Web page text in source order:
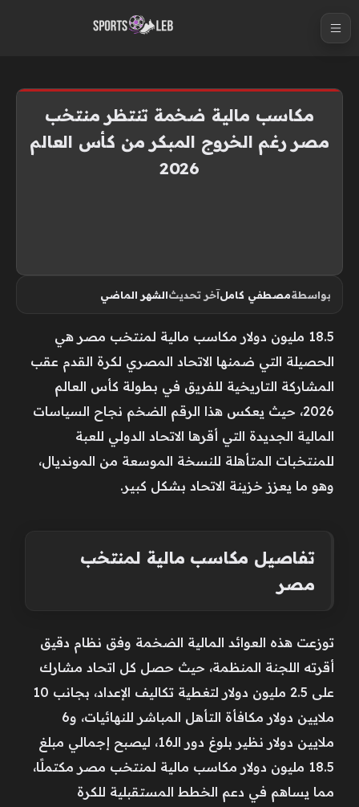
مكاسب مالية ضخمة تنتظر منتخب
مصر رغم الخروج المبكر من كأس العالم
2026
بواسطةمصطفي كاملآخر تحديثالشهر الماضي
18.5 مليون دولار مكاسب مالية لمنتخب مصر هي
الحصيلة التي ضمنها الاتحاد المصري لكرة القدم عقب
المشاركة التاريخية للفريق في بطولة كأس العالم
2026، حيث يعكس هذا الرقم الضخم نجاح السياسات
المالية الجديدة التي أقرها الاتحاد الدولي للعبة
للمنتخبات المتأهلة للنسخة الموسعة من المونديال،
وهو ما يعزز خزينة الاتحاد بشكل كبير.
تفاصيل مكاسب مالية لمنتخب
مصر
توزعت هذه العوائد المالية الضخمة وفق نظام دقيق
أقرته اللجنة المنظمة، حيث حصل كل اتحاد مشارك
على 2.5 مليون دولار لتغطية تكاليف الإعداد، بجانب 10
ملايين دولار مكافأة التأهل المباشر للنهائيات، و6
ملايين دولار نظير بلوغ دور الـ16، ليصبح إجمالي مبلغ
18.5 مليون دولار مكاسب مالية لمنتخب مصر مكتملًا،
مما يساهم في دعم الخطط المستقبلية للكرة